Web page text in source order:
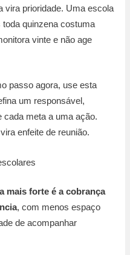
vira prioridade. Uma escola
quinzena costuma
vinte e não age
passo agora, use esta
um responsável,
cada meta a uma ação.
enfeite de reunião.
mais forte é a cobrança
, com menos espaço
de acompanhar